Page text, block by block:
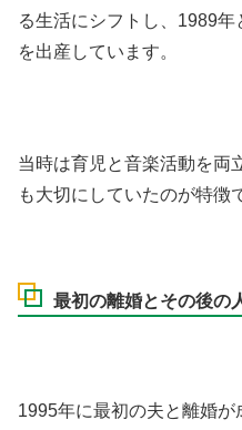
る生活にシフトし、1989
を出産しています。
当時は育児と音楽活動を両
も大切にしていたのが特徴
最初の離婚とその後の
1995年に最初の夫と離婚